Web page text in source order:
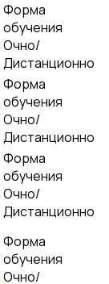
Форма
обучения
Очно/
Дистанционно
Форма
обучения
Очно/
Дистанционно
Форма
обучения
Очно/
Дистанционно
Форма
обучения
Очно/